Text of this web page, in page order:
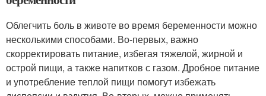
Облегчить боль в животе во время беременности можно
несколькими способами. Во-первых, важно
скорректировать питание, избегая тяжелой, жирной и
острой пищи, а также напитков с газом. Дробное питание
и употребление теплой пищи помогут избежать